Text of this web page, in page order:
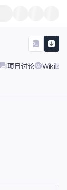
项目讨论 Wiki